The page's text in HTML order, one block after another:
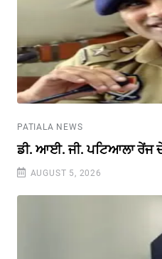
PATIALA NEWS
ਡੀ. ਆਈ. ਜੀ. ਪਟਿਆਲਾ ਰੇਂਜ
AUGUST 5, 2026